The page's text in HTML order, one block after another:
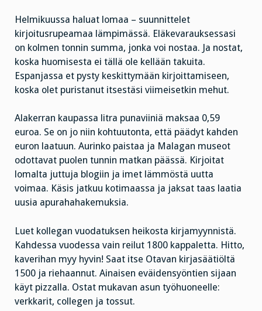
Helmikuussa haluat lomaa – suunnittelet
kirjoitusrupeamaa lämpimässä. Eläkevarauksessasi
on kolmen tonnin summa, jonka voi nostaa. Ja nostat,
koska huomisesta ei tällä ole kellään takuita.
Espanjassa et pysty keskittymään kirjoittamiseen,
koska olet puristanut itsestäsi viimeisetkin mehut.
Alakerran kaupassa litra punaviiniä maksaa 0,59
euroa. Se on jo niin kohtuutonta, että päädyt kahden
euron laatuun. Aurinko paistaa ja Malagan museot
odottavat puolen tunnin matkan päässä. Kirjoitat
lomalta juttuja blogiin ja imet lämmöstä uutta
voimaa. Käsis jatkuu kotimaassa ja jaksat taas laatia
uusia apurahahakemuksia.
Luet kollegan vuodatuksen heikosta kirjamyynnistä.
Kahdessa vuodessa vain reilut 1800 kappaletta. Hitto,
kaverihan myy hyvin! Saat itse Otavan kirjasäätiöltä
1500 ja riehaannut. Ainaisen eväidensyöntien sijaan
käyt pizzalla. Ostat mukavan asun työhuoneelle:
verkkarit, collegen ja tossut.